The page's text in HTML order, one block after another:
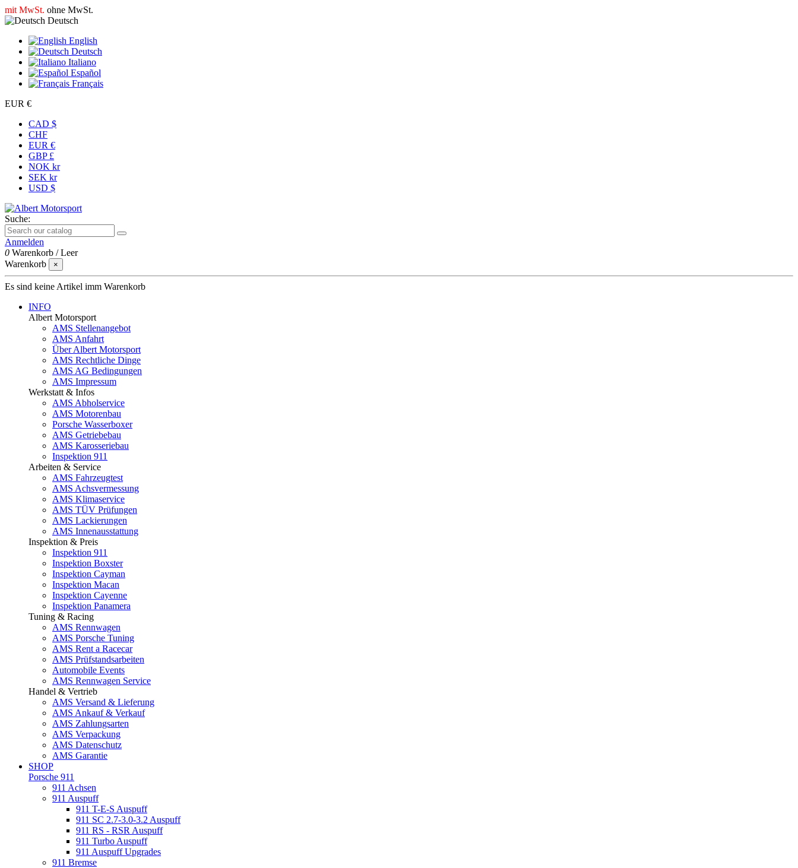
mit MwSt. ohne MwSt.
Deutsch
English
Deutsch
Italiano
Español
Français
EUR €
CAD $
CHF
EUR €
GBP £
NOK kr
SEK kr
USD $
Suche:
Anmelden
0 Warenkorb /Leer
Warenkorb
×
Es sind keine Artikel imm Warenkorb
INFO
Albert Motorsport
AMS Stellenangebot
AMS Anfahrt
Über Albert Motorsport
AMS Rechtliche Dinge
AMS AG Bedingungen
AMS Impressum
Werkstatt & Infos
AMS Abholservice
AMS Motorenbau
Porsche Wasserboxer
AMS Getriebebau
AMS Karosseriebau
Inspektion 911
Arbeiten & Service
AMS Fahrzeugtest
AMS Achsvermessung
AMS Klimaservice
AMS TÜV Prüfungen
AMS Lackierungen
AMS Innenausstattung
Inspektion & Preis
Inspektion 911
Inspektion Boxster
Inspektion Cayman
Inspektion Macan
Inspektion Cayenne
Inspektion Panamera
Tuning & Racing
AMS Rennwagen
AMS Porsche Tuning
AMS Rent a Racecar
AMS Prüfstandsarbeiten
Automobile Events
AMS Rennwagen Service
Handel & Vertrieb
AMS Versand & Lieferung
AMS Ankauf & Verkauf
AMS Zahlungsarten
AMS Verpackung
AMS Datenschutz
AMS Garantie
SHOP
Porsche 911
911 Achsen
911 Auspuff
911 T-E-S Auspuff
911 SC 2.7-3.0-3.2 Auspuff
911 RS - RSR Auspuff
911 Turbo Auspuff
911 Auspuff Upgrades
911 Bremse